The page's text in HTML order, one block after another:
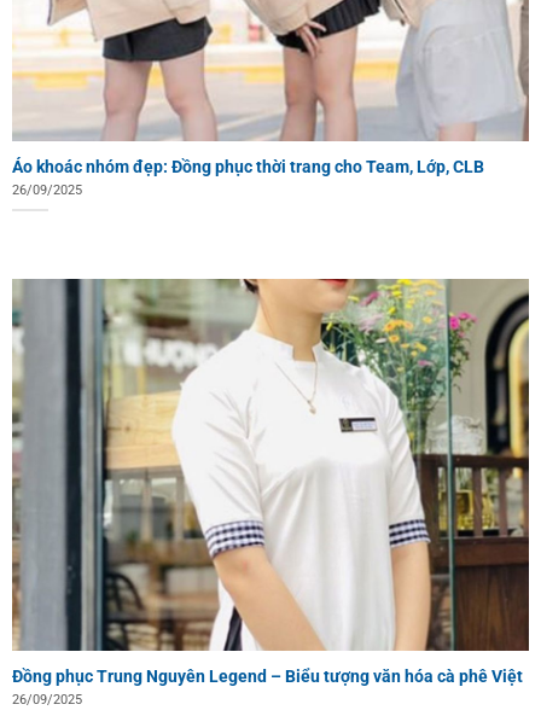
Áo khoác nhóm đẹp: Đồng phục thời trang cho Team, Lớp, CLB
26/09/2025
Đồng phục Trung Nguyên Legend – Biểu tượng văn hóa cà phê Việt
26/09/2025